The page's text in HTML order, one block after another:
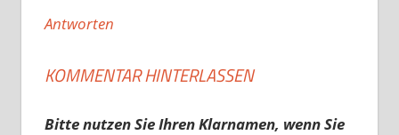
Antworten
KOMMENTAR HINTERLASSEN
Bitte nutzen Sie Ihren Klarnamen, wenn Sie